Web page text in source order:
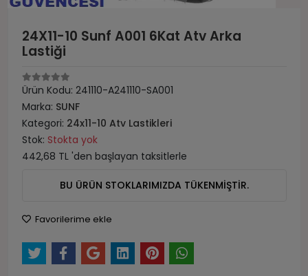
24X11-10 Sunf A001 6Kat Atv Arka
Lastiği
Ürün Kodu: 241110-A241110-SA001
Marka: SUNF
Kategori: 24x11-10 Atv Lastikleri
Stok: Stokta yok
442,68 TL 'den başlayan taksitlerle
BU ÜRÜN STOKLARIMIZDA TÜKENMİŞTİR.
Favorilerime ekle